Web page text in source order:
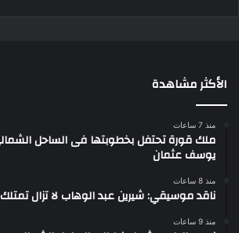
الأكثر مشاهدة
منذ 7 ساعات
ملك قورة تحتفل بخطوبتها فى الساحل
يوسف عثمان
منذ 8 ساعات
ناقد موسيقي: شيرين عبد الوهاب لا تزال
منذ 9 ساعات